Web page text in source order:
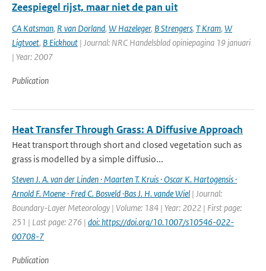
Zeespiegel rijst, maar niet de pan uit
CA Katsman, R van Dorland, W Hazeleger, B Strengers, T Kram, W
Ligtvoet, B Eickhout | Journal: NRC Handelsblad opiniepagina 19 januari
| Year: 2007
Publication
Heat Transfer Through Grass: A Diffusive Approach
Heat transport through short and closed vegetation such as
grass is modelled by a simple diffusio...
Steven J. A. van der Linden · Maarten T. Kruis · Oscar K. Hartogensis ·
Arnold F. Moene · Fred C. Bosveld ·Bas J. H. vande Wiel | Journal:
Boundary-Layer Meteorology | Volume: 184 | Year: 2022 | First page:
251 | Last page: 276 | doi: https://doi.org/10.1007/s10546-022-
00708-7
Publication